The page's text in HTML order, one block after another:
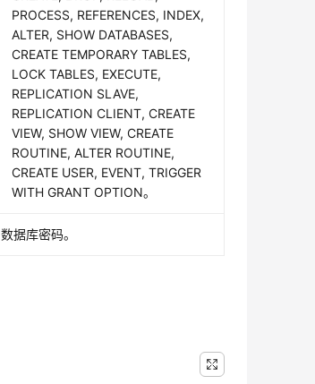
PROCESS, REFERENCES, INDEX,
ALTER, SHOW DATABASES,
CREATE TEMPORARY TABLES,
LOCK TABLES, EXECUTE,
REPLICATION SLAVE,
REPLICATION CLIENT, CREATE
VIEW, SHOW VIEW, CREATE
ROUTINE, ALTER ROUTINE,
CREATE USER, EVENT, TRIGGER
WITH GRANT OPTION。
数据库密码。